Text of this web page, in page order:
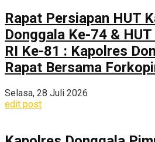
Rapat Persiapan HUT
Donggala Ke-74 &
RI Ke-81 : Kapolres
Rapat Bersama
Selasa, 28 Juli 2026
edit post